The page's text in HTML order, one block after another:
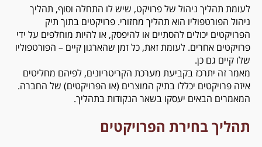
לעומת תהליך ניהול של פרויקט, שיש לו התחלה וסוף, תהליך
ניהול הפורטפוליו הוא תהליך מחזורי. פרויקטים בתוך תיק
הפרויקטים יכולים להסתיים או להיפסק, או להיות מוחלפים על ידי
פרויקטים אחרים. לעומת זאת, כל זמן שהארגון קיים – הפורטפוליו
שלו קיים גם כן.
מאמר זה יתרכז בקביעת מערכת הקריטריונים, לפיהם מחליטים
איזה פרויקטים יכללו בתיק המוצרים (או הפרויקטים) של החברה.
המאמרים הבאים יעסקו בשאר הנקודות בתהליך.
תהליך בחירת הפרויקטים